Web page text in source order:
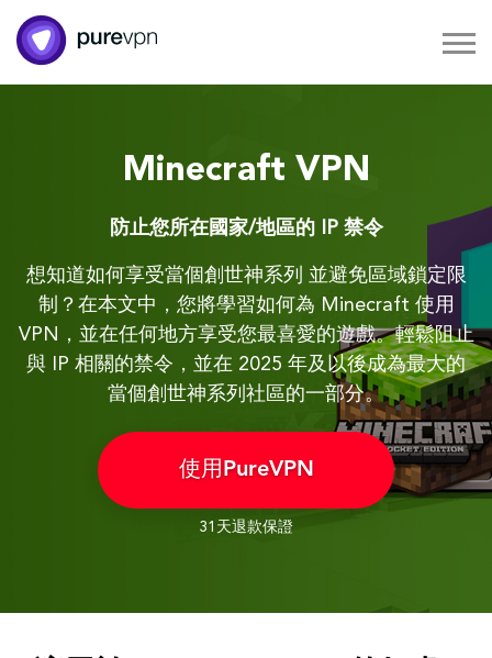
Minecraft VPN
防止您所在國家/地區的 IP 禁令
想知道如何享受當個創世神系列 並避免區域鎖定限
制？在本文中，您將學習如何為 Minecraft 使用
VPN，並在任何地方享受您最喜愛的遊戲。輕鬆阻止
與 IP 相關的禁令，並在 2025 年及以後成為最大的
當個創世神系列社區的一部分。
使用PureVPN
31天退款保證